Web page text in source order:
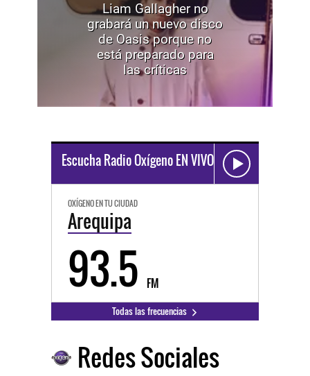
Liam Gallagher no
grabará un nuevo disco
de Oasis porque no
está preparado para
las críticas
Escucha Radio Oxígeno EN VIVO
OXÍGENO EN TU CIUDAD
Arequipa
93.5 FM
Todas las frecuencias
Redes Sociales